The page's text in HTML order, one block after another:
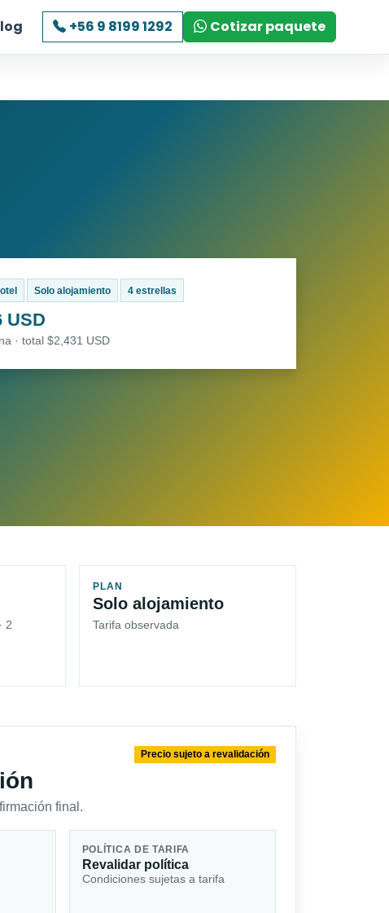
+56 9 8199 1292 Cotizar paquete
Solo alojamiento 4 estrellas
USD
· total $2,431 USD
2
PLAN
Solo alojamiento
Tarifa observada
final.
Precio sujeto a revalidación
POLÍTICA DE TARIFA
Revalidar política
Condiciones sujetas a tarifa